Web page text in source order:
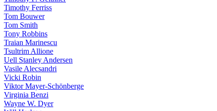
Timothy Ferriss
Tom Bouwer
Tom Smith
Tony Robbins
Traian Marinescu
Tsultrim Allione
Uell Stanley Andersen
Vasile Alecsandri
Vicki Robin
Viktor Mayer-Schönberge
Virginia Benzi
Wayne W. Dyer